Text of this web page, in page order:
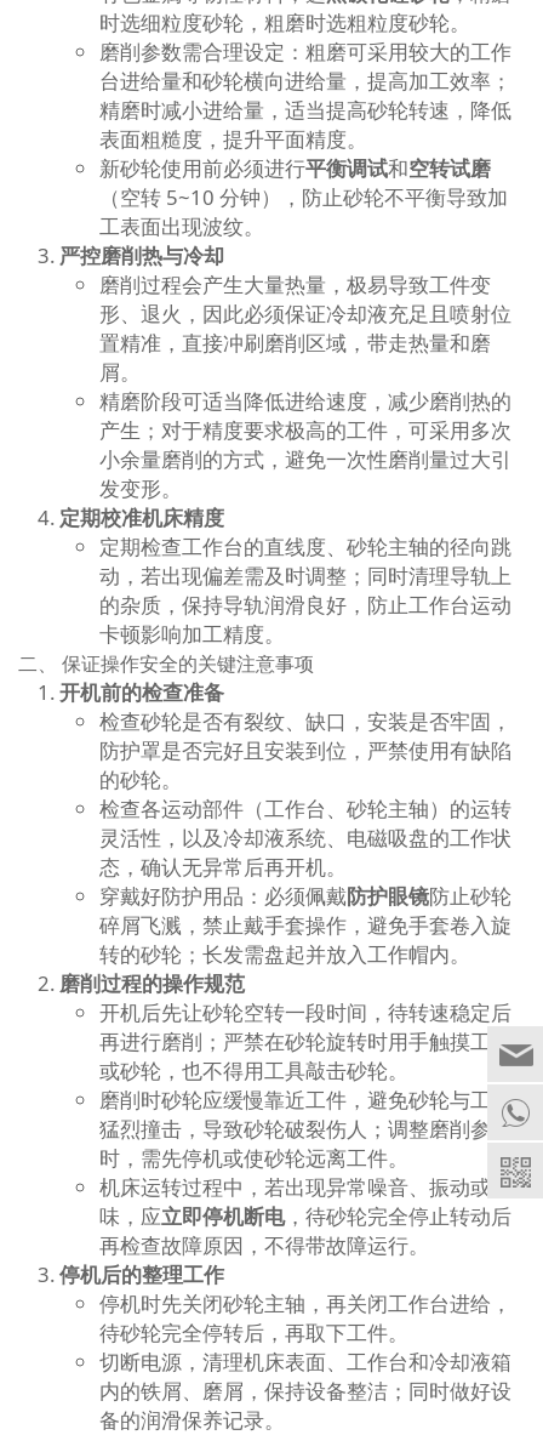
时选细粒度砂轮，粗磨时选粗粒度砂轮。
磨削参数需合理设定：粗磨可采用较大的工作
台进给量和砂轮横向进给量，提高加工效率；
精磨时减小进给量，适当提高砂轮转速，降低
表面粗糙度，提升平面精度。
新砂轮使用前必须进行平衡调试和空转试磨
（空转 5~10 分钟），防止砂轮不平衡导致加
工表面出现波纹。
严控磨削热与冷却
磨削过程会产生大量热量，极易导致工件变
形、退火，因此必须保证冷却液充足且喷射位
置精准，直接冲刷磨削区域，带走热量和磨
屑。
精磨阶段可适当降低进给速度，减少磨削热的
产生；对于精度要求极高的工件，可采用多次
小余量磨削的方式，避免一次性磨削量过大引
发变形。
定期校准机床精度
定期检查工作台的直线度、砂轮主轴的径向跳
动，若出现偏差需及时调整；同时清理导轨上
的杂质，保持导轨润滑良好，防止工作台运动
卡顿影响加工精度。
二、 保证操作安全的关键注意事项
开机前的检查准备
检查砂轮是否有裂纹、缺口，安装是否牢固，
防护罩是否完好且安装到位，严禁使用有缺陷
的砂轮。
检查各运动部件（工作台、砂轮主轴）的运转
灵活性，以及冷却液系统、电磁吸盘的工作状
态，确认无异常后再开机。
穿戴好防护用品：必须佩戴防护眼镜防止砂轮
碎屑飞溅，禁止戴手套操作，避免手套卷入旋
转的砂轮；长发需盘起并放入工作帽内。
磨削过程的操作规范
开机后先让砂轮空转一段时间，待转速稳定后
再进行磨削；严禁在砂轮旋转时用手触摸工件
或砂轮，也不得用工具敲击砂轮。
磨削时砂轮应缓慢靠近工件，避免砂轮与工件
猛烈撞击，导致砂轮破裂伤人；调整磨削参数
时，需先停机或使砂轮远离工件。
机床运转过程中，若出现异常噪音、振动或异
味，应立即停机断电，待砂轮完全停止转动后
再检查故障原因，不得带故障运行。
停机后的整理工作
停机时先关闭砂轮主轴，再关闭工作台进给，
待砂轮完全停转后，再取下工件。
切断电源，清理机床表面、工作台和冷却液箱
内的铁屑、磨屑，保持设备整洁；同时做好设
备的润滑保养记录。